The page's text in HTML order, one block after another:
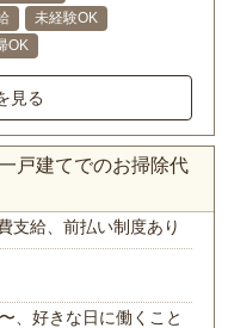
未経験OK
OK
見る
戸建てでのお掃除代
支給、前払い制度あり
、好きな日に働くこと